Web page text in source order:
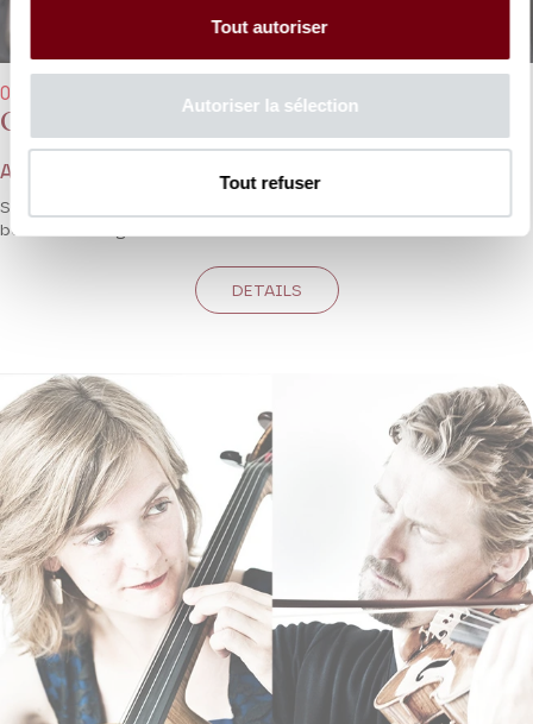
Tout autoriser
Autoriser la sélection
Tout refuser
Orchestre de chambre de Paris
06/04/2023 - 8:00 pm
Antonio Méndez, Célimène Daudet
Spanish conductor Antonio Méndez offers us a Haitian interlude
between two great German classics.
DETAILS